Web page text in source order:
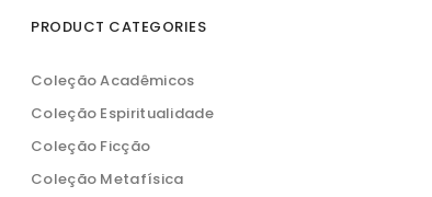
n
i
x
iPRODUCT CATEGORIES
Coleção Acadêmicos
Coleção Espiritualidade
Coleção Ficção
Coleção Metafísica